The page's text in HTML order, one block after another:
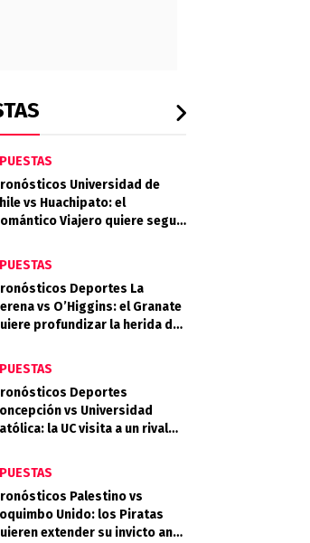
Universidad de
vs Huachipato: el
Viajero quiere seguir
Deportes La
vs O’Higgins: el Granate
profundizar la herida del
Deportes
vs Universidad
la UC visita a un rival
Palestino vs
Unido: los Piratas
extender su invicto ante